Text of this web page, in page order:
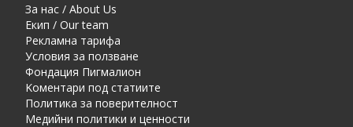
За нас / About Us
Екип / Our team
Рекламна тарифа
Условия за ползване
Фондация Пигмалион
Kоментaри под статиите
Политика за поверителност
Медийни политики и ценности